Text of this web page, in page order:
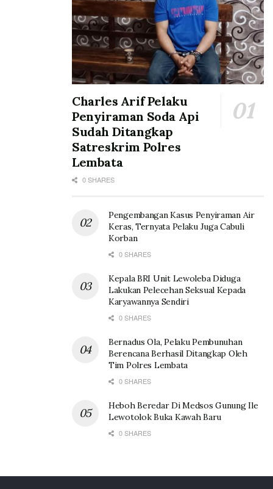
Charles Arif Pelaku
Penyiraman Soda Api
Sudah Ditangkap
Satreskrim Polres
Lembata
0 SHARES
Pengembangan Kasus Penyiraman Air
Keras, Ternyata Pelaku Juga Cabuli
Korban
0 SHARES
Kepala BRI Unit Lewoleba Diduga
Lakukan Pelecehan Seksual Kepada
Karyawannya Sendiri
0 SHARES
Bernadus Ola, Pelaku Pembunuhan
Berencana Berhasil Ditangkap Oleh
Tim Polres Lembata
0 SHARES
Heboh Beredar Di Medsos Gunung Ile
Lewotolok Buka Kawah Baru
0 SHARES